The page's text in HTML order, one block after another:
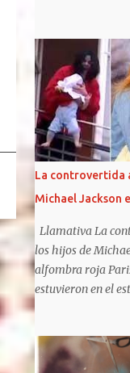
intensamente.
Rotten, Steve
tuvieron el tiempo
(como liarse a
de televisión),
conciertos y
acostumbraban,
caos y
generación. Las
recordar algunas
de los álbumes
XX , God save the
. Sin duda, la
alargada y su
llegar a resultar
https://
La controvertida
Michael Jackson
Llamativa La
los hijos de
alfombra roja
estuvieron en el
musical sobre su
Jackson no suelen
además,